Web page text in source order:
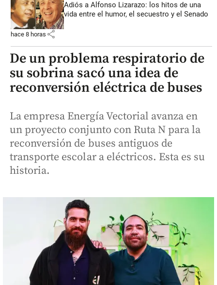
Adiós a Alfonso Lizarazo: los hitos de una
vida entre el humor, el secuestro y el Senado
hace 8 horas share
De un problema respiratorio de
su sobrina sacó una idea de
reconversión eléctrica de buses
La empresa Energía Vectorial avanza en
un proyecto conjunto con Ruta N para la
reconversión de buses antiguos de
transporte escolar a eléctricos. Esta es su
historia.